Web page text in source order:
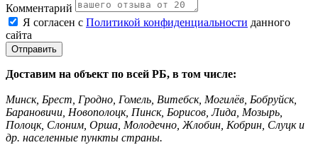
Комментарий
Я согласен с Политикой конфиденциальности данного
сайта
Доставим на объект по всей РБ, в том числе:
Минск, Брест, Гродно, Гомель, Витебск, Могилёв, Бобруйск,
Барановичи, Новополоцк, Пинск, Борисов, Лида, Мозырь,
Полоцк, Слоним, Орша, Молодечно, Жлобин, Кобрин, Слуцк и
др. населенные пункты страны.